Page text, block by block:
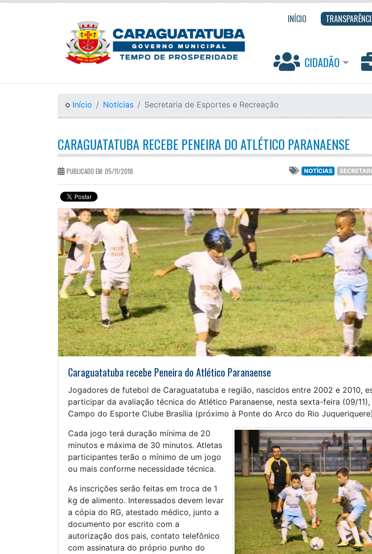
INÍCIO
CIDADÃO
Início Notícias Secretaria de Esportes e Recreação
CARAGUATATUBA RECEBE PENEIRA DO ATLÉTICO PARANAENSE
PUBLICADO EM: 05/11/2018 NOTÍCIAS
Caraguatatuba recebe Peneira do Atlético Paranaense
Jogadores de futebol de Caraguatatuba e região, nascidos entre 2002 e 2010,
participar da avaliação técnica do Atlético Paranaense, nesta sexta-feira (09/
Campo do Esporte Clube Brasília (próximo à Ponte do Arco do Rio
Cada jogo terá duração mínima de 20
minutos e máxima de 30 minutos. Atletas
participantes terão o mínimo de um jogo
ou mais conforme necessidade técnica.
As inscrições serão feitas em troca de 1
kg de alimento. Interessados devem levar
a cópia do RG, atestado médico, junto a
documento por escrito com a
autorização dos pais, contato telefônico
com assinatura do próprio punho do